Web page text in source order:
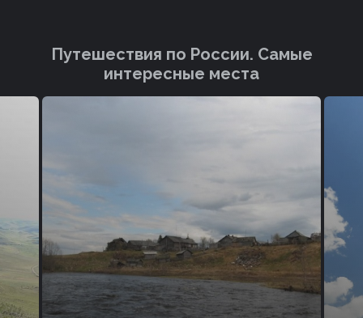
Путешествия по России. Cамые
интересные места